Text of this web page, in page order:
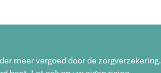
meer vergoed door de zorgverzekering.